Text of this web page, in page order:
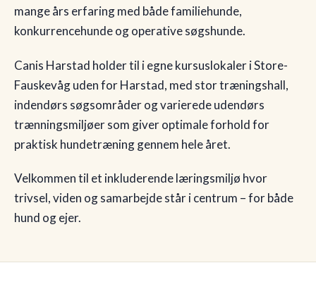
mange års erfaring med både familiehunde,
konkurrencehunde og operative søgshunde.
Canis Harstad holder til i egne kursuslokaler i Store-
Fauskevåg uden for Harstad, med stor træningshall,
indendørs søgsområder og varierede udendørs
trænningsmiljøer som giver optimale forhold for
praktisk hundetræning gennem hele året.
Velkommen til et inkluderende læringsmiljø hvor
trivsel, viden og samarbejde står i centrum – for både
hund og ejer.